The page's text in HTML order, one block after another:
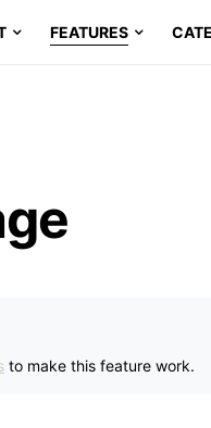
FEATURES
to make this feature work.